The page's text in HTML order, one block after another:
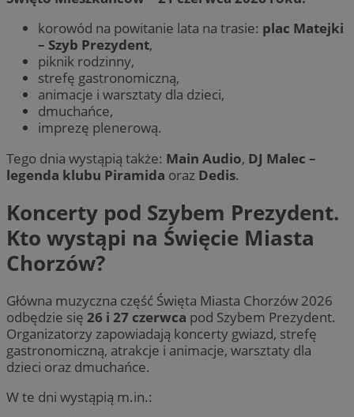
korowód na powitanie lata na trasie: plac Matejki
– Szyb Prezydent,
piknik rodzinny,
strefę gastronomiczną,
animacje i warsztaty dla dzieci,
dmuchańce,
imprezę plenerową.
Tego dnia wystąpią także: Main Audio, DJ Malec –
legenda klubu Piramida oraz Dedis.
Koncerty pod Szybem Prezydent.
Kto wystąpi na Święcie Miasta
Chorzów?
Główna muzyczna część Święta Miasta Chorzów 2026
odbędzie się 26 i 27 czerwca pod Szybem Prezydent.
Organizatorzy zapowiadają koncerty gwiazd, strefę
gastronomiczną, atrakcje i animacje, warsztaty dla
dzieci oraz dmuchańce.
W te dni wystąpią m.in.: